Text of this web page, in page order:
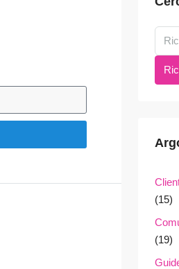
(15)
(19)